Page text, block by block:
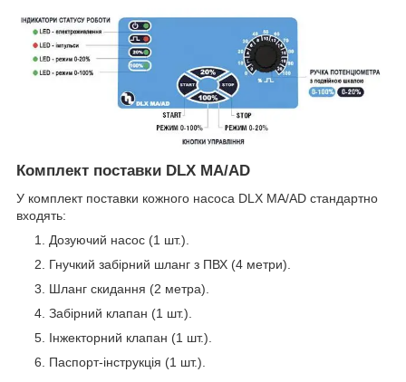
Комплект поставки DLX MA/AD
У комплект поставки кожного насоса DLX MA/AD стандартно
входять:
Дозуючий насос (1 шт.).
Гнучкий забірний шланг з ПВХ (4 метри).
Шланг скидання (2 метра).
Забірний клапан (1 шт.).
Інжекторний клапан (1 шт.).
Паспорт-інструкція (1 шт.).